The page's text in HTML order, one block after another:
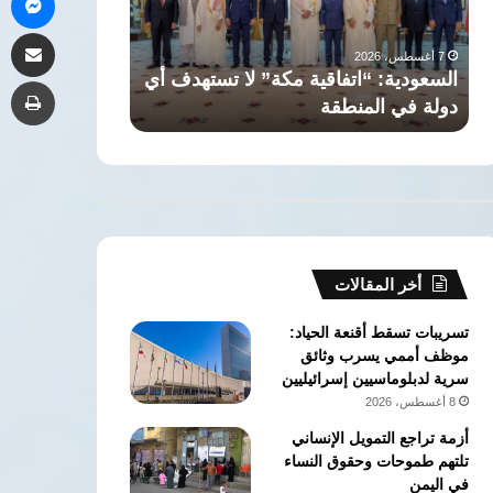
أي
دولة
في
المنطقة
7 أغسطس، 2026
السعودية: “اتفاقية مكة” لا تستهدف أي
دولة في المنطقة
وإبراهيم
حسن..
توائم
الأخضر
حسن.. أشهر
أخر المقالات
تسريبات تسقط أقنعة الحياد:
موظف أممي يسرب وثائق
سرية لدبلوماسيين إسرائيليين
8 أغسطس، 2026
أزمة تراجع التمويل الإنساني
تلتهم طموحات وحقوق النساء
في اليمن